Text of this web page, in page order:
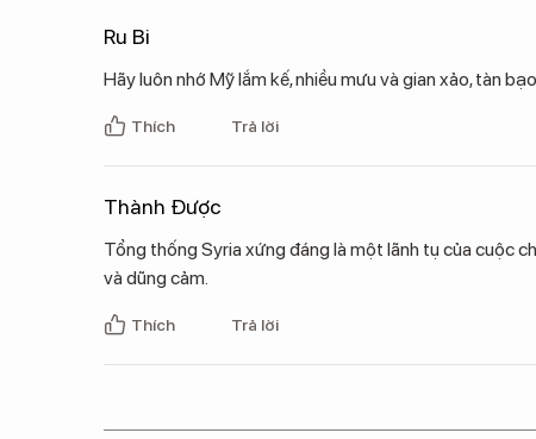
Ru Bi
Hãy luôn nhớ Mỹ lắm kế, nhiều mưu và gian xảo, tàn
Thích Trả lời
Thành Được
Tổng thống Syria xứng đáng là một lãnh tụ của cuộc
và dũng cảm.
Thích Trả lời